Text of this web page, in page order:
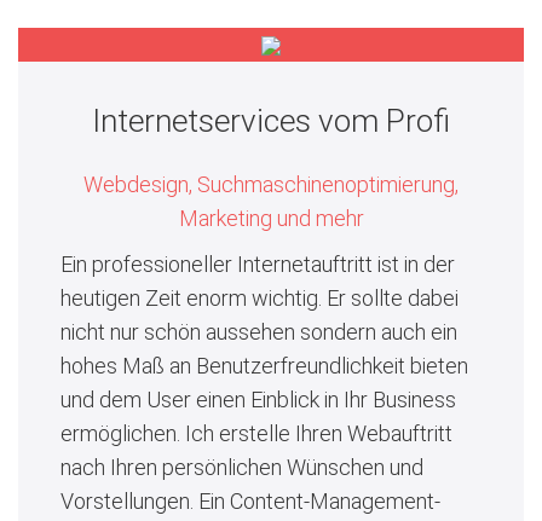
Internetservices vom Profi
Webdesign, Suchmaschinenoptimierung,
Marketing und mehr
Ein professioneller Internetauftritt ist in der
heutigen Zeit enorm wichtig. Er sollte dabei
nicht nur schön aussehen sondern auch ein
hohes Maß an Benutzerfreundlichkeit bieten
und dem User einen Einblick in Ihr Business
ermöglichen. Ich erstelle Ihren Webauftritt
nach Ihren persönlichen Wünschen und
Vorstellungen. Ein Content-Management-